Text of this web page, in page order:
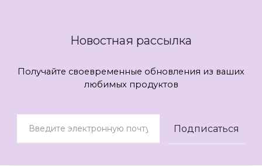
Новостная рассылка
Получайте своевременные обновления из ваших
любимых продуктов